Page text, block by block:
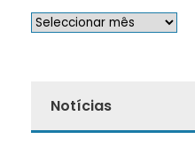
Notícias